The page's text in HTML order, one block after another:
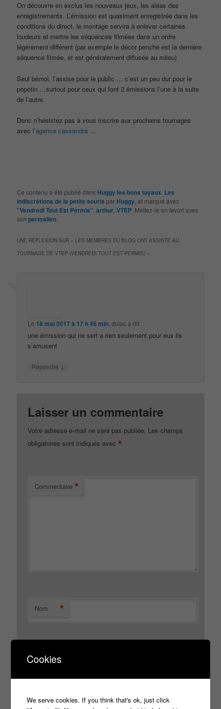
On découvre en exclus les nouveaux jeux, les aléas des
enregistrements. L’émission est quasiment enregistrée dans les
conditions du direct, le montage servira à enlever certaines
loudeurs et mettre les séquences filmées dans un ordre
légérement différent (par exemple le décor penché est la dernière
séquence filmée, et est généralement diffusée au mileu)
Seul bémol, l’assise pour le public … c’est un peu dur pour le
popotin …surtout pour ceux qui font 2 émissions l’une à la suite
de l’autre.
Donc n’hésistez pas à vous inscrire aux prochains tournages
avec l’agence cassandra ...
Ce contenu a été publié dans Huggy les bons tuyaux Les
indiscrétions de la petite souris par Huggy , et marqué avec
"Vendredi Tout Est Permis" ,arthur ,VTEP . Mettez-le en favori avec
sonpermalien
UNE RÉFLEXION SUR « LES MEMBRES DU BLOG ONT ASSISTÉ AU
TOURNAGE DE VTEP (VENDREDI TOUT EST PERMIS) »
Le 18 mai 2017 à 17 h 45 min ,dulaca dit :
une émission qui ne sert a rien seulement pour eux ils
s’amusent
Répondre ↓
Laisser un commentaire
Votre adresse e-mail ne sera pas publiée. Les champs
obligatoires sont indiqués avec *
Commentaire *
Nom *
E-mail *
Site web
Cookies
We serve cookies. If you think that's ok, just click